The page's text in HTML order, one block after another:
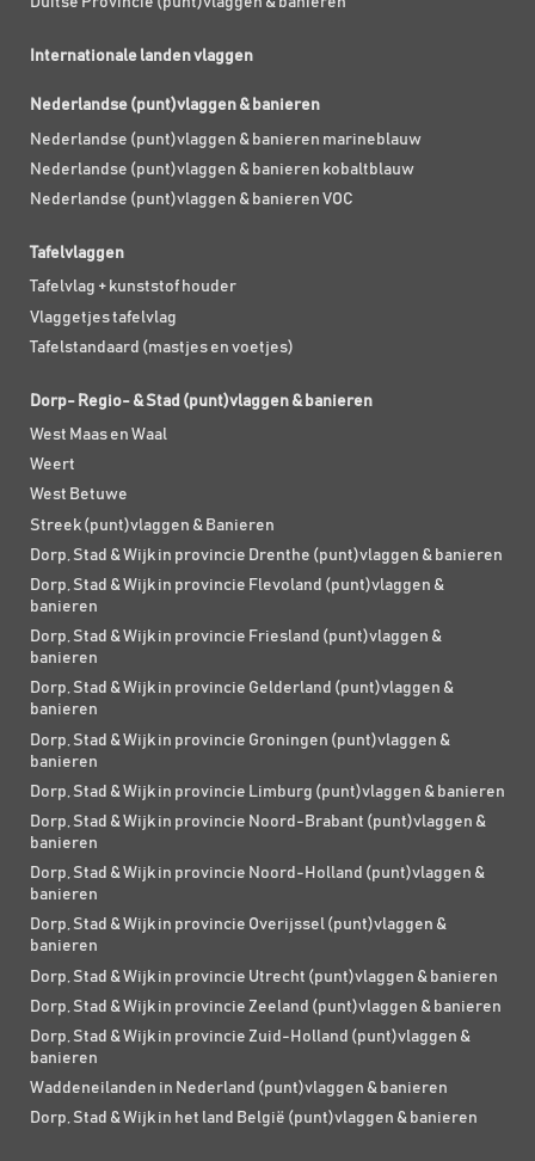
Internationale landen vlaggen
Nederlandse (punt)vlaggen & banieren
Nederlandse (punt)vlaggen & banieren marineblauw
Nederlandse (punt)vlaggen & banieren kobaltblauw
Nederlandse (punt)vlaggen & banieren VOC
Tafelvlaggen
Tafelvlag + kunststof houder
Vlaggetjes tafelvlag
Tafelstandaard (mastjes en voetjes)
Dorp- Regio- & Stad (punt)vlaggen & banieren
West Maas en Waal
Weert
West Betuwe
Streek (punt)vlaggen & Banieren
Dorp, Stad & Wijk in provincie Drenthe (punt)vlaggen & banieren
Dorp, Stad & Wijk in provincie Flevoland (punt)vlaggen &
banieren
Dorp, Stad & Wijk in provincie Friesland (punt)vlaggen &
banieren
Dorp, Stad & Wijk in provincie Gelderland (punt)vlaggen &
banieren
Dorp, Stad & Wijk in provincie Groningen (punt)vlaggen &
banieren
Dorp, Stad & Wijk in provincie Limburg (punt)vlaggen & banieren
Dorp, Stad & Wijk in provincie Noord-Brabant (punt)vlaggen &
banieren
Dorp, Stad & Wijk in provincie Noord-Holland (punt)vlaggen &
banieren
Dorp, Stad & Wijk in provincie Overijssel (punt)vlaggen &
banieren
Dorp, Stad & Wijk in provincie Utrecht (punt)vlaggen & banieren
Dorp, Stad & Wijk in provincie Zeeland (punt)vlaggen & banieren
Dorp, Stad & Wijk in provincie Zuid-Holland (punt)vlaggen &
banieren
Waddeneilanden in Nederland (punt)vlaggen & banieren
Dorp, Stad & Wijk in het land België (punt)vlaggen & banieren